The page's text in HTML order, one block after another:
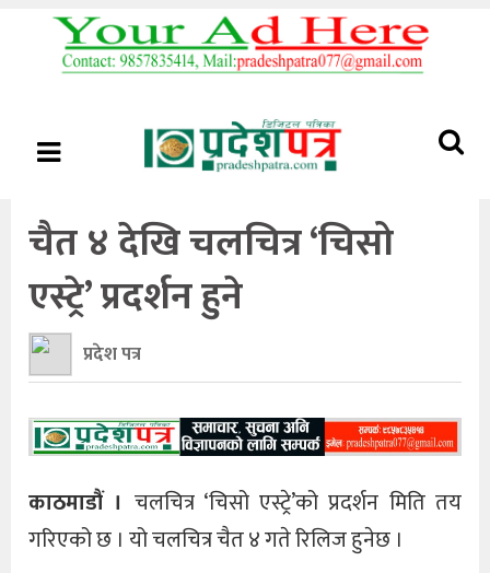
चैत ४ देखि चलचित्र ‘चिसो
एस्ट्रे’ प्रदर्शन हुने
प्रदेश पत्र
काठमाडौं । चलचित्र ‘चिसो एस्ट्रे’को प्रदर्शन मिति तय
गरिएको छ । यो चलचित्र चैत ४ गते रिलिज हुनेछ ।